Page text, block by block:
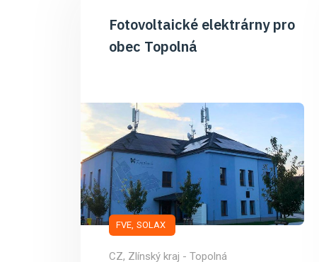
Fotovoltaické elektrárny pro
obec Topolná
FVE SOLAX
CZ, Zlínský kraj - Topolná